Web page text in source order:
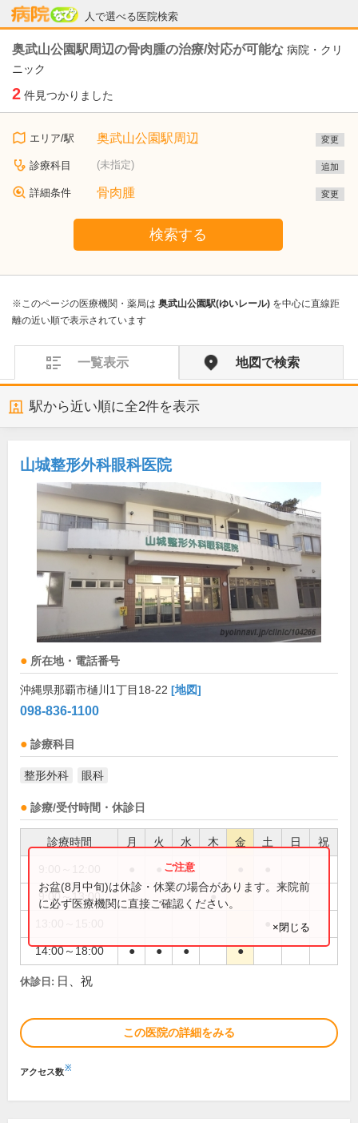
人で選べる医院検索
病院なび
奥武山公園駅周辺の骨肉腫の治療/対応が可能な 病院・クリ
ニック
2 件見つかりました
エリア/駅 奥武山公園駅周辺 変更
診療科目 (未指定) 追加
詳細条件 骨肉腫 変更
検索する
※このページの医療機関・薬局は 奥武山公園駅(ゆいレール) を中心に直線距
離の近い順で表示されています
一覧表示 地図で検索
駅から近い順に全2件を表示
山城整形外科眼科医院
所在地・電話番号
沖縄県那覇市樋川1丁目18-22 [地図]
098-836-1100
診療科目
整形外科 眼科
診療/受付時間・休診日
診療時間 月 火 水 木 金 土 日 祝
●
9:00～13:00 ●
14:00～18:00 ● ● ● ●
お盆(8月中旬)は休診・休業の場合があります。来院前
に必ず医療機関に直接ご確認ください。
×閉じる
休診日: 日、祝
この医院の詳細をみる
アクセス数※